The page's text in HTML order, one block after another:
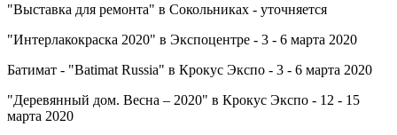
"Выставка для ремонта" в Сокольниках - уточняется
"Интерлакокраска 2020" в Экспоцентре - 3 - 6 марта 2020
Батимат - "Batimat Russia" в Крокус Экспо - 3 - 6 марта 2020
"Деревянный дом. Весна – 2020" в Крокус Экспо - 12 - 15
марта 2020